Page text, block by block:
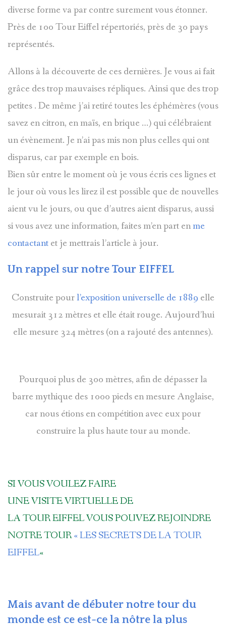
diverse forme va par contre surement vous étonner.
Près de 100 Tour Eiffel répertoriés, près de 30 pays
représentés.
Allons à la découverte de ces dernières. Je vous ai fait
grâce des trop mauvaises répliques. Ainsi que des trop
petites . De même j’ai retiré toutes les éphémères (vous
savez en citron, en maïs, en brique …) qui célébraient
un évènement. Je n’ai pas mis non plus celles qui ont
disparus, car par exemple en bois.
Bien sûr entre le moment où je vous écris ces lignes et
le jour où vous les lirez il est possible que de nouvelles
aient vu le jours, ou que d’autres aient disparus, aussi
si vous avez une information, faites m’en part enme
contactantet je mettrais l’article à jour.
Un rappel sur notre Tour EIFFEL
Construite pourl’exposition universelle de 1889 elle
mesurait 312 mètres et elle était rouge. Aujourd’hui
elle mesure 324 mètres (on a rajouté des antennes).
Pourquoi plus de 300 mètres, afin de dépasser la
barre mythique des 1000 pieds en mesure Anglaise,
car nous étions en compétition avec eux pour
construire la plus haute tour au monde.
SI VOUS VOULEZ FAIRE
UNE VISITE VIRTUELLE DE
LA TOUR EIFFEL VOUS POUVEZ REJOINDRE
NOTRE TOUR« LES SECRETS DE LA TOUR
EIFFEL«
Mais avant de débuter notre tour du
monde est ce est-ce la nôtre la plus